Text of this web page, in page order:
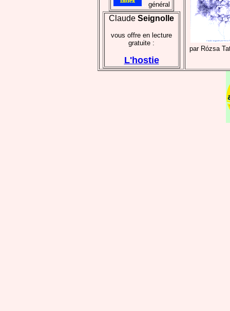
général
Claude Seignolle
vous offre en lecture
gratuite :
L'hostie
par Rózsa